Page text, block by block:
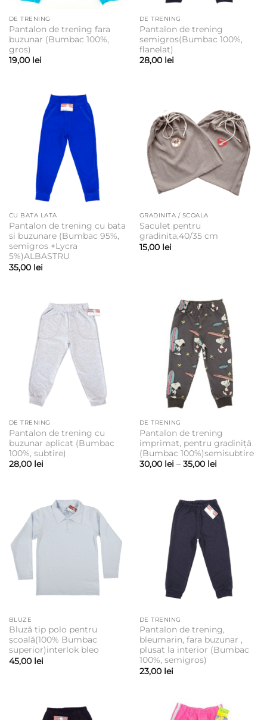
DE TRENING
Pantalon de trening fara
buzunar (Bumbac 100%,
gros)
19,00 lei
DE TRENING
Pantalon de trening
semigros(Bumbac 100%,
flanelat)
28,00 lei
CU BATA LATA
Pantalon de trening cu bata
si buzunare (Bumbac 95%,
semigros +Lycra
5%)ALBASTRU
35,00 lei
GRADINITA / SCOALA
Saculet pentru
gradinita,40/35 cm
15,00 lei
DE TRENING
Pantalon de trening cu
buzunar aplicat (Bumbac
100%, subtire)
28,00 lei
DE TRENING
Pantalon de trening
imprimat, pentru gradiniță
(Bumbac 100%)semisubtire
30,00 lei – 35,00 leiInterval
la
35,00 lei
BLUZE
Bluză tip polo pentru
școală(100% Bumbac
superior)interlok bleo
45,00 lei
DE TRENING
Pantalon de trening,
bleumarin, fara buzunar ,
plusat la interior (Bumbac
100%, semigros)
23,00 lei